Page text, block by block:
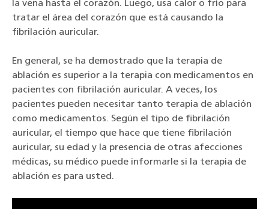
la vena hasta el corazón. Luego, usa calor o frío para
tratar el área del corazón que está causando la
fibrilación auricular.
En general, se ha demostrado que la terapia de
ablación es superior a la terapia con medicamentos en
pacientes con fibrilación auricular. A veces, los
pacientes pueden necesitar tanto terapia de ablación
como medicamentos. Según el tipo de fibrilación
auricular, el tiempo que hace que tiene fibrilación
auricular, su edad y la presencia de otras afecciones
médicas, su médico puede informarle si la terapia de
ablación es para usted.